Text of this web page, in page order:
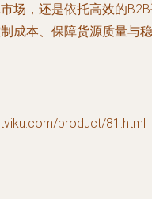
场，还是依托高效的
成本、保障货源质量与稳
product/81.html